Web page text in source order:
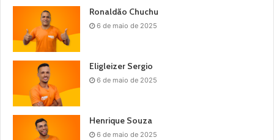
Ronaldão Chuchu
6 de maio de 2025
Eligleizer Sergio
6 de maio de 2025
Henrique Souza
6 de maio de 2025